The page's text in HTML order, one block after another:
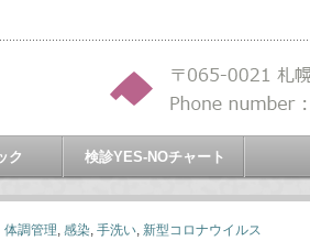
ク 検診YES-NOチャート
体調管理, 感染, 手洗い, 新型コロナウイルス